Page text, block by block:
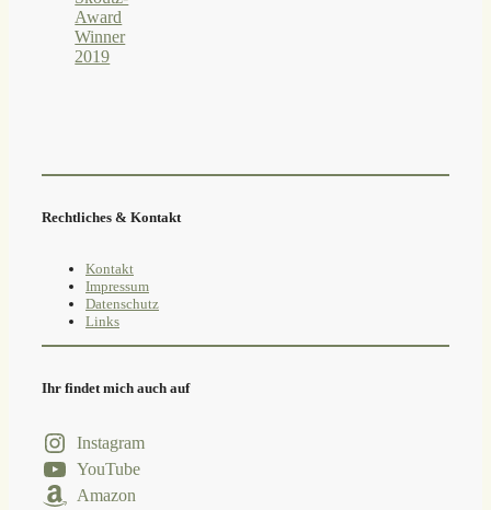
Rechtliches & Kontakt
Kontakt
Impressum
Datenschutz
Links
Ihr findet mich auch auf
Instagram
YouTube
Amazon